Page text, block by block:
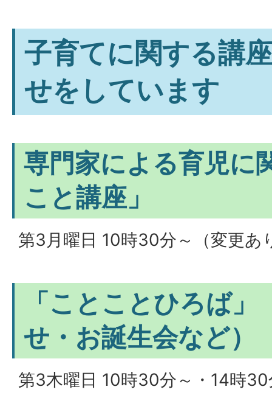
子育てに関する講
せをしています
専門家による育児に
こと講座」
第3月曜日 10時30分～（変更あ
「ことことひろば」
せ・お誕生会など）
第3木曜日 10時30分～・14時30